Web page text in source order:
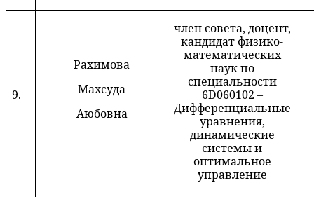
9.
Рахимова
Махсуда
Аюбовна
член совета, доцент,
кандидат физико-
математических
наук по
специальности
6D060102 –
Дифференциальные
уравнения,
динамические
системы и
оптимальное
управление